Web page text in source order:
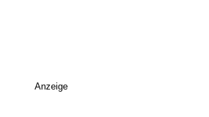
Anzeige